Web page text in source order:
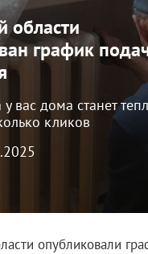
области
график
у вас дома станет
кликов
опубликовали